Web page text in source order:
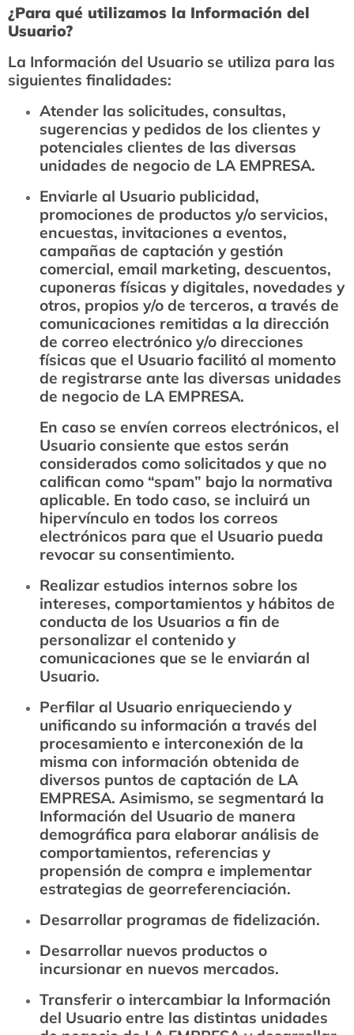
¿Para qué utilizamos la Información del
Usuario?
La Información del Usuario se utiliza para las
siguientes finalidades:
Atender las solicitudes, consultas,
sugerencias y pedidos de los clientes y
potenciales clientes de las diversas
unidades de negocio de LA EMPRESA.
Enviarle al Usuario publicidad,
promociones de productos y/o servicios,
encuestas, invitaciones a eventos,
campañas de captación y gestión
comercial, email marketing, descuentos,
cuponeras físicas y digitales, novedades y
otros, propios y/o de terceros, a través de
comunicaciones remitidas a la dirección
de correo electrónico y/o direcciones
físicas que el Usuario facilitó al momento
de registrarse ante las diversas unidades
de negocio de LA EMPRESA.
En caso se envíen correos electrónicos, el
Usuario consiente que estos serán
considerados como solicitados y que no
califican como “spam” bajo la normativa
aplicable. En todo caso, se incluirá un
hipervínculo en todos los correos
electrónicos para que el Usuario pueda
revocar su consentimiento.
Realizar estudios internos sobre los
intereses, comportamientos y hábitos de
conducta de los Usuarios a fin de
personalizar el contenido y
comunicaciones que se le enviarán al
Usuario.
Perfilar al Usuario enriqueciendo y
unificando su información a través del
procesamiento e interconexión de la
misma con información obtenida de
diversos puntos de captación de LA
EMPRESA. Asimismo, se segmentará la
Información del Usuario de manera
demográfica para elaborar análisis de
comportamientos, referencias y
propensión de compra e implementar
estrategias de georreferenciación.
Desarrollar programas de fidelización.
Desarrollar nuevos productos o
incursionar en nuevos mercados.
Transferir o intercambiar la Información
del Usuario entre las distintas unidades